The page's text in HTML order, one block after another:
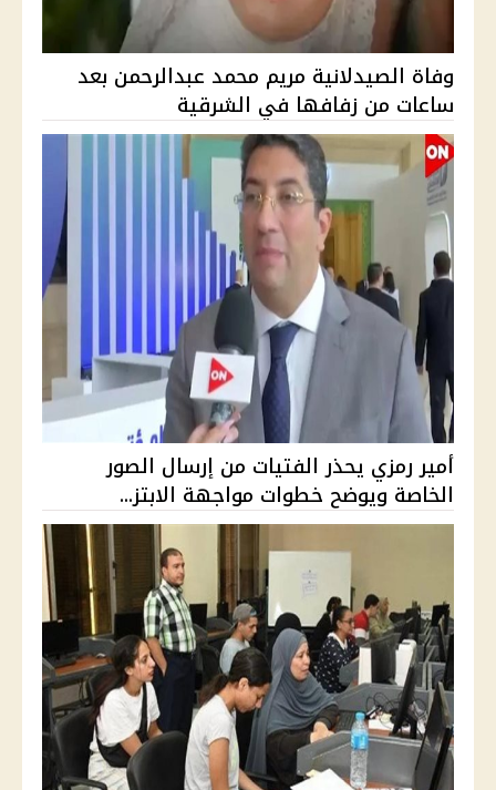
وفاة الصيدلانية مريم محمد عبدالرحمن بعد
ساعات من زفافها في الشرقية
أمير رمزي يحذر الفتيات من إرسال الصور
الخاصة ويوضح خطوات مواجهة الابتز...